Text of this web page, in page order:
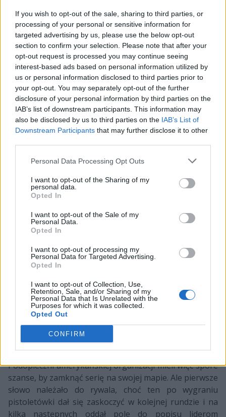
If you wish to opt-out of the sale, sharing to third parties, or
processing of your personal or sensitive information for
targeted advertising by us, please use the below opt-out
section to confirm your selection. Please note that after your
opt-out request is processed you may continue seeing
interest-based ads based on personal information utilized by
us or personal information disclosed to third parties prior to
your opt-out. You may separately opt-out of the further
disclosure of your personal information by third parties on the
IAB’s list of downstream participants. This information may
also be disclosed by us to third parties on the IAB’s List of
Downstream Participants that may further disclose it to other
Personal Data Processing Opt Outs
I want to opt-out of the Sharing of my
personal data.
Opted In
I want to opt-out of the Sale of my
Personal Data.
Opted In
I want to opt-out of processing my
Personal Data for Targeted Advertising.
Opted In
I want to opt-out of Collection, Use,
Retention, Sale, and/or Sharing of my
Personal Data that Is Unrelated with the
Purposes for which it was collected.
Opted Out
CONFIRM
śmielej dopisywali kolejne oczka do swojego konta. Po
sześciu wygranych z rzędu rundach w końcu przyszedł
czas na porażkę, ale i przeciwnik jakoś nie kwapił się do
odrabiana strat. Sygnał do ataku dał Helvijs "broky"
Saukants, który był wyróżniającą się postacią
międzynarodowej formacji, i różnica zaczęła topnieć.
Finalnie podopieczni Janko "YNk" Paunovicia zdołali
przybliżyć się do przeciwnika na jeden punkt przed
przerwą, ale sytuacja nadal była daleka od
komfortowej. Szczególnie że Skandynawowie wygrali
potrafił zaś odnaleźć recepty na rozpędzoną drużynę z
północy i bardzo szybko znalazł się pod ścianą. Gdy
wydawało się, że jest już po meczu (tablica wskazywała
wynik 15:8), nagle po wygranym przez Marcelo
"coldzerę" Davida clutchu 1 na 1 w FaZe wstąpił nowy
duch. Na serwerze zaczęły dziać się cuda, a NiP w ciągu
kilku minut dosłownie zapomniał, jak gra się w CS-a. I
tak niemożliwe stało się możliwe – po 30 rundach
oglądaliśmy remis. W dogrywce znów byliśmy
świadkami niebywałych wydarzeń. Szwedzi ponownie
roztrwonili przewagę, bowiem z 2:0 na ich korzyść
zrobiło się 2:4. W ten sposób oponenci mogli
wykrzyknąć z radości i ciężko się dziwić, że nie starali
się jej w żaden sposób hamować.
Po kilkunastu minutach odpoczynku zmagania
przeniosły się na Dusta2, będącego wyborem FaZe.
Podopieczni amerykańskiej organizacji mieli więc spore
szanse, by zamknąć serię na swojej mapie. Ale pierwsze
słowo należało do rywala, choć ten po wygraniu
pistoletówki dał się zaskoczyć w kolejnej rundzie i na
kilka następnych oddał pole do popisu liderom